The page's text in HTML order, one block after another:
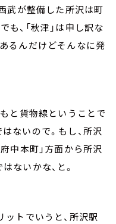
武が整備した所沢は町
、「秋津」は申し訳な
るんだけどそんなに発
もと貨物線ということで
ないので。もし、所沢
中本町」方面から所沢
ないかな、と。
ットでいうと、所沢駅